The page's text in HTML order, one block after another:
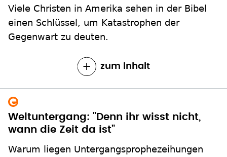
Viele Christen in Amerika sehen in der Bibel
einen Schlüssel, um Katastrophen der
Gegenwart zu deuten.
zum Inhalt
Weltuntergang: "Denn ihr wisst nicht,
wann die Zeit da ist"
Warum liegen Untergangsprophezeihungen